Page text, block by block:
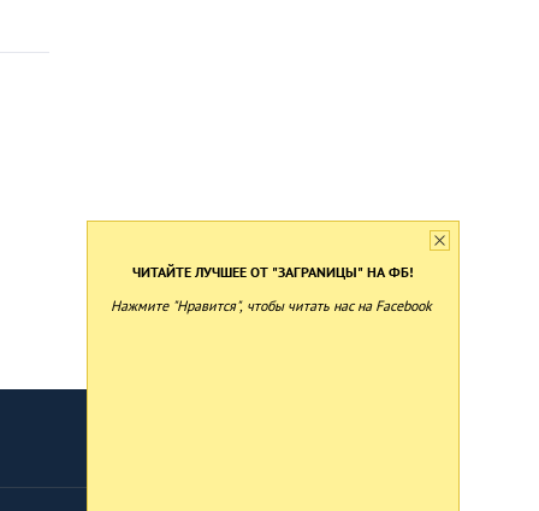
ЧИТАЙТЕ ЛУЧШЕЕ ОТ "ЗАГРАNИЦЫ" НА ФБ!
Нажмите "Нравится", чтобы читать нас на Facebook